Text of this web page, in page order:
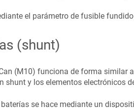
el parámetro de fusible
(shunt)
(M10) funciona de forma similar
shunt y los elementos electrónicos
se hace mediante un